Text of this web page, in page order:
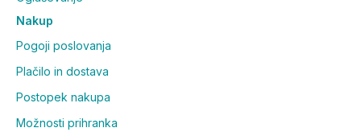
Nakup
Pogoji poslovanja
Plačilo in dostava
Postopek nakupa
Možnosti prihranka